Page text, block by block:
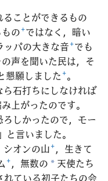
ことができるもの
の+ではなく，暗い
ッパの大きな音+でも
声を聞いた民は，そ
懇願しました+。
ら石打ちにしなければ
上がったのです。
しかったので，モー
」と言いました。
オンの山+，生きて
+，無数の * 天使たち
れている初子たちの会